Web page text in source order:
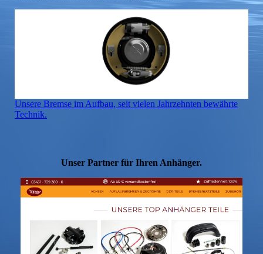
Unsere Bremse im Aufbau, seit vielen Jahrzehnten bewährte
Technik.
Unser Partner für Ihren Anhänger.